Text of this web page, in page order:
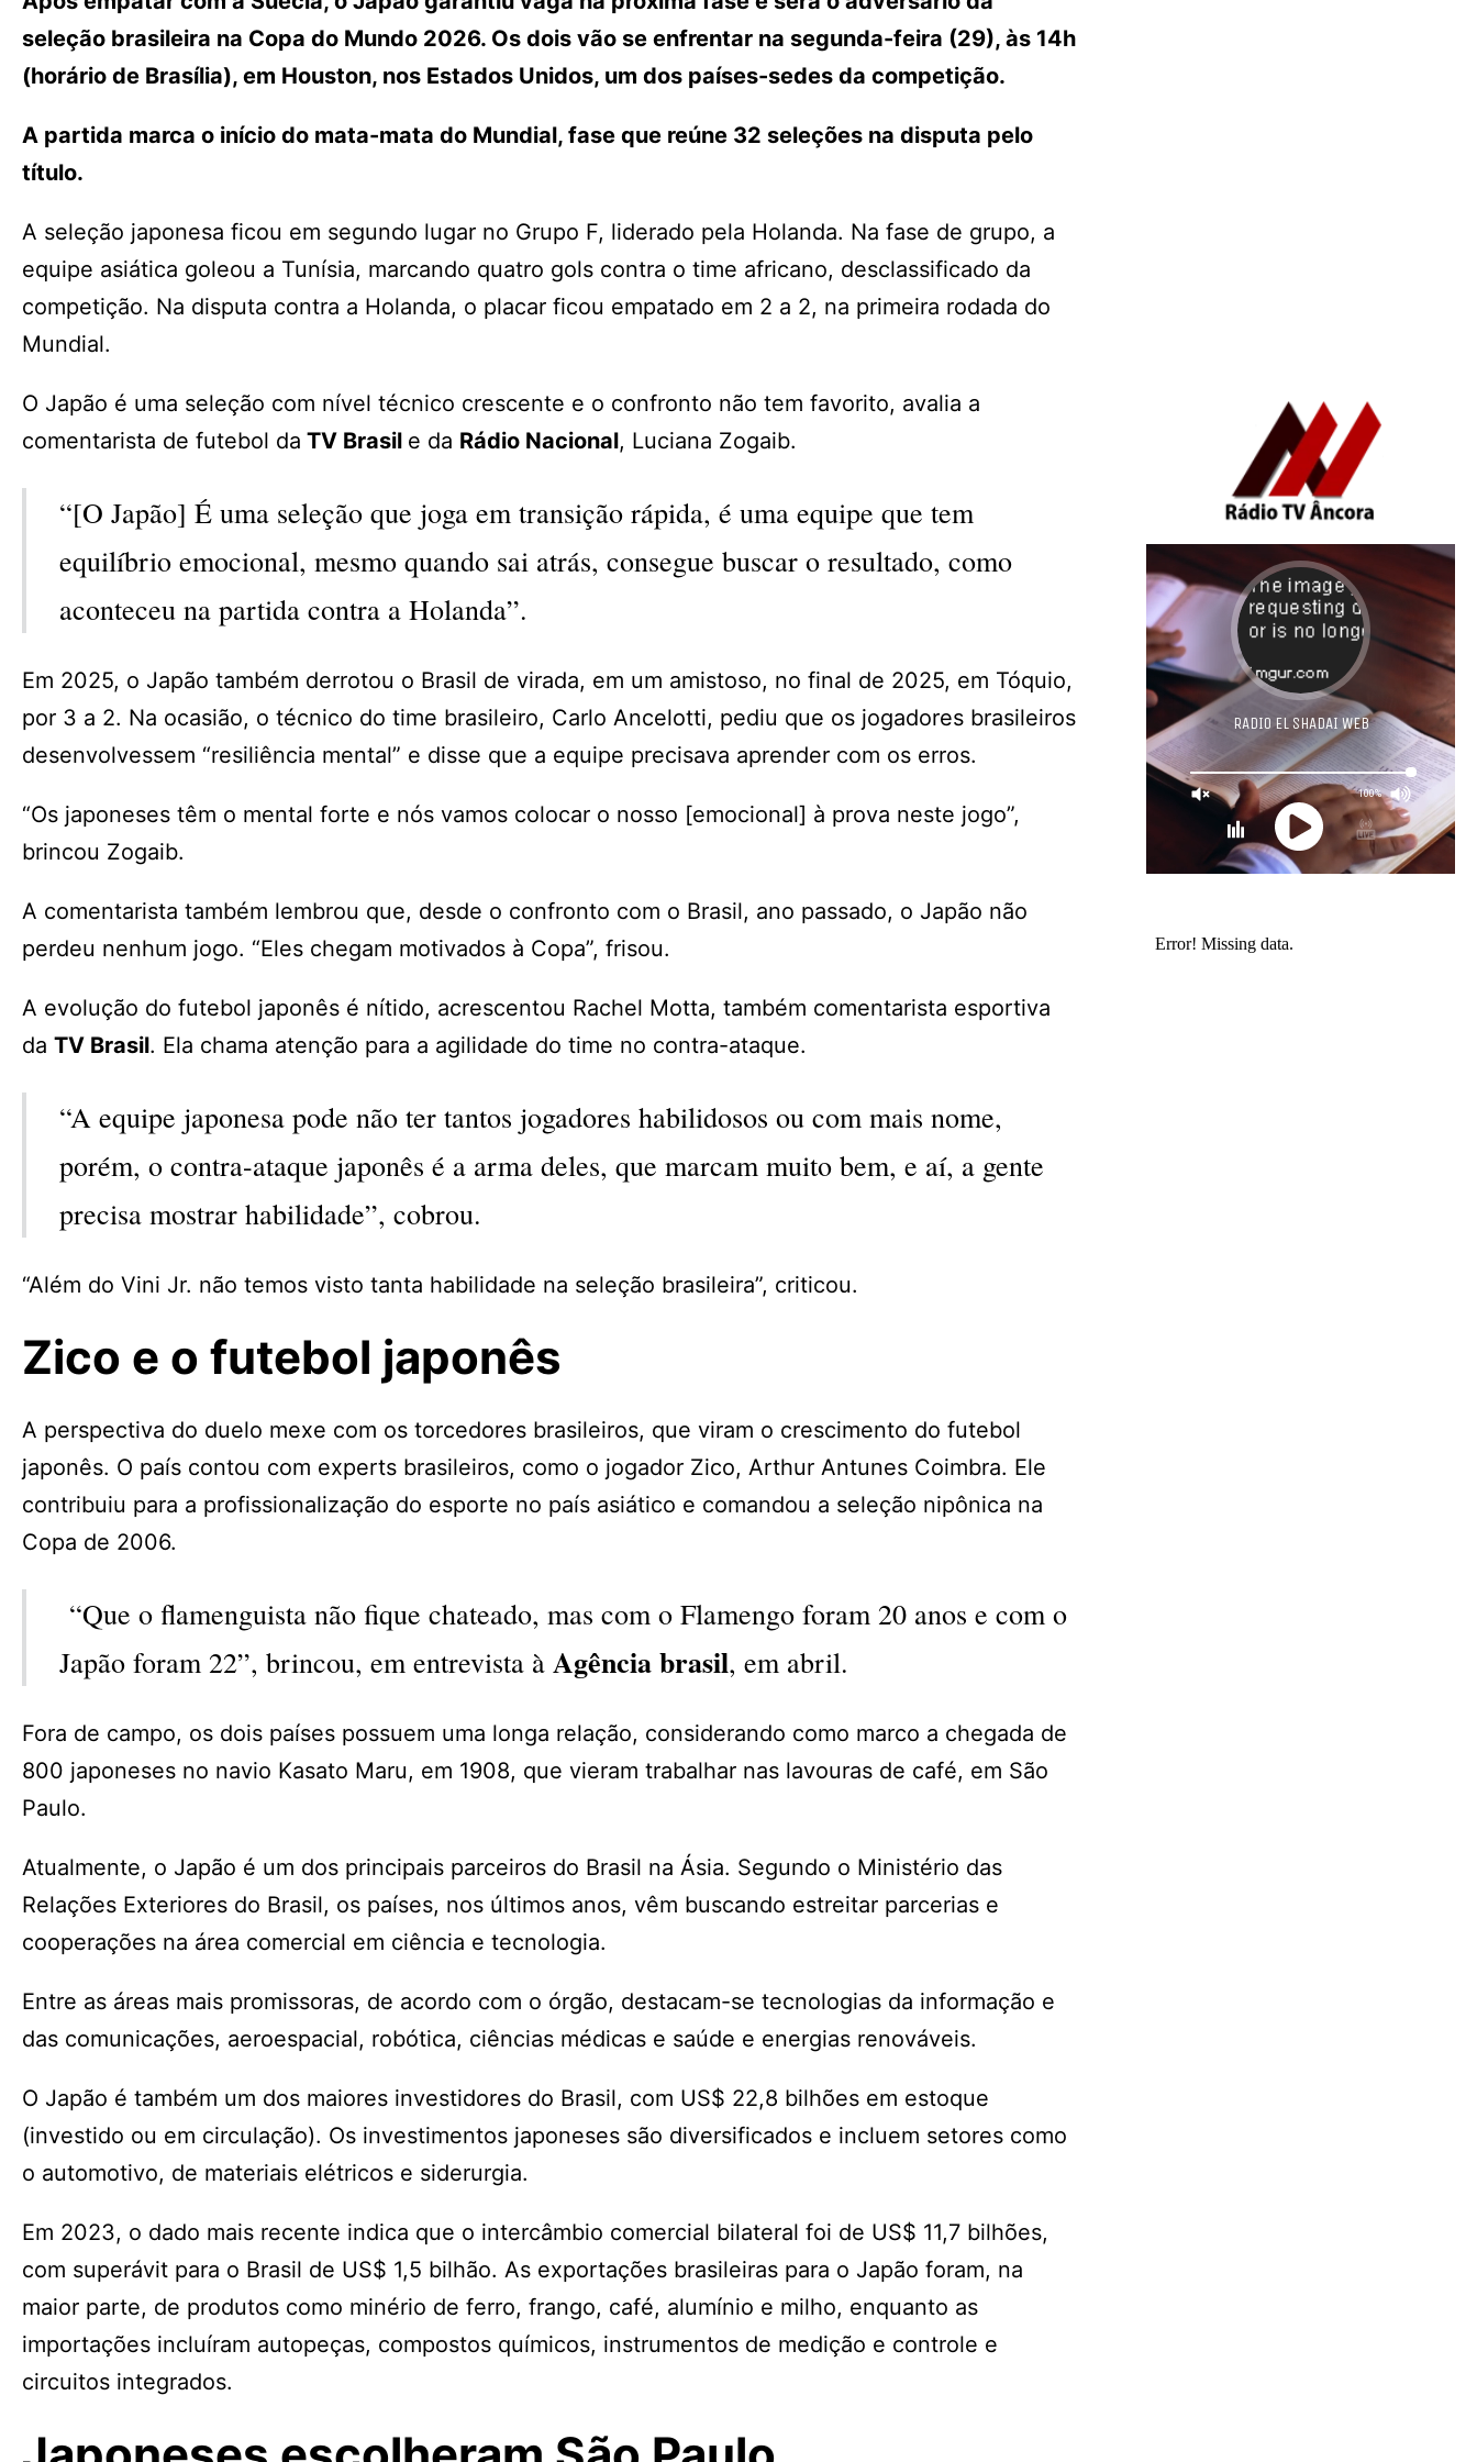
seleção brasileira na Copa do Mundo 2026. Os dois vão se enfrentar na segunda-feira (29), às 14h
(horário de Brasília), em Houston, nos Estados Unidos, um dos países-sedes da competição.
A partida marca o início do mata-mata do Mundial, fase que reúne 32 seleções na disputa pelo
título.
A seleção japonesa ficou em segundo lugar no Grupo F, liderado pela Holanda. Na fase de grupo, a
equipe asiática goleou a Tunísia, marcando quatro gols contra o time africano, desclassificado da
competição. Na disputa contra a Holanda, o placar ficou empatado em 2 a 2, na primeira rodada do
Mundial.
O Japão é uma seleção com nível técnico crescente e o confronto não tem favorito, avalia a
comentarista de futebol da TV Brasil e da Rádio Nacional, Luciana Zogaib.
“[O Japão] É uma seleção que joga em transição rápida, é uma equipe que tem
equilíbrio emocional, mesmo quando sai atrás, consegue buscar o resultado, como
aconteceu na partida contra a Holanda”.
Em 2025, o Japão também derrotou o Brasil de virada, em um amistoso, no final de 2025, em Tóquio,
por 3 a 2. Na ocasião, o técnico do time brasileiro, Carlo Ancelotti, pediu que os jogadores brasileiros
desenvolvessem “resiliência mental” e disse que a equipe precisava aprender com os erros.
“Os japoneses têm o mental forte e nós vamos colocar o nosso [emocional] à prova neste jogo”,
brincou Zogaib.
A comentarista também lembrou que, desde o confronto com o Brasil, ano passado, o Japão não
perdeu nenhum jogo. “Eles chegam motivados à Copa”, frisou.
A evolução do futebol japonês é nítido, acrescentou Rachel Motta, também comentarista esportiva
da TV Brasil. Ela chama atenção para a agilidade do time no contra-ataque.
“A equipe japonesa pode não ter tantos jogadores habilidosos ou com mais nome,
porém, o contra-ataque japonês é a arma deles, que marcam muito bem, e aí, a gente
precisa mostrar habilidade”, cobrou.
“Além do Vini Jr. não temos visto tanta habilidade na seleção brasileira”, criticou.
Zico e o futebol japonês
A perspectiva do duelo mexe com os torcedores brasileiros, que viram o crescimento do futebol
japonês. O país contou com experts brasileiros, como o jogador Zico, Arthur Antunes Coimbra. Ele
contribuiu para a profissionalização do esporte no país asiático e comandou a seleção nipônica na
Copa de 2006.
“Que o flamenguista não fique chateado, mas com o Flamengo foram 20 anos e com o
Japão foram 22”, brincou, em entrevista à Agência brasil, em abril.
Fora de campo, os dois países possuem uma longa relação, considerando como marco a chegada de
800 japoneses no navio Kasato Maru, em 1908, que vieram trabalhar nas lavouras de café, em São
Paulo.
Atualmente, o Japão é um dos principais parceiros do Brasil na Ásia. Segundo o Ministério das
Relações Exteriores do Brasil, os países, nos últimos anos, vêm buscando estreitar parcerias e
cooperações na área comercial em ciência e tecnologia.
Entre as áreas mais promissoras, de acordo com o órgão, destacam-se tecnologias da informação e
das comunicações, aeroespacial, robótica, ciências médicas e saúde e energias renováveis.
O Japão é também um dos maiores investidores do Brasil, com US$ 22,8 bilhões em estoque
(investido ou em circulação). Os investimentos japoneses são diversificados e incluem setores como
o automotivo, de materiais elétricos e siderurgia.
Em 2023, o dado mais recente indica que o intercâmbio comercial bilateral foi de US$ 11,7 bilhões,
com superávit para o Brasil de US$ 1,5 bilhão. As exportações brasileiras para o Japão foram, na
maior parte, de produtos como minério de ferro, frango, café, alumínio e milho, enquanto as
importações incluíram autopeças, compostos químicos, instrumentos de medição e controle e
circuitos integrados.